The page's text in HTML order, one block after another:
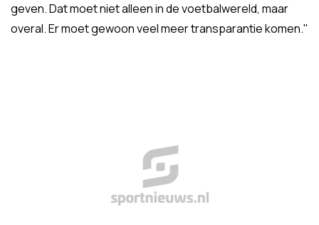
geven. Dat moet niet alleen in de voetbalwereld, maar
overal. Er moet gewoon veel meer transparantie komen."